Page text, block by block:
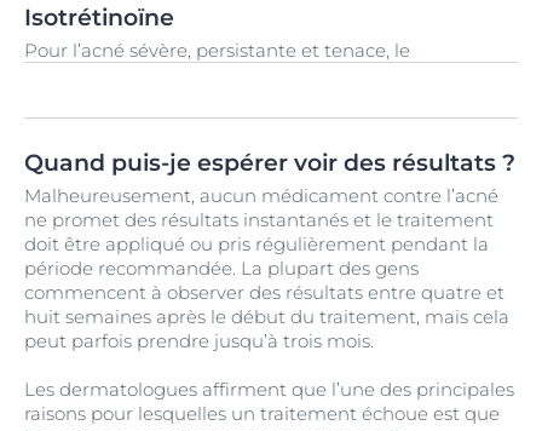
antibiotiques oraux se présentent sous forme de
comprimés ou de liquide. Vous pouvez en savoir plus
poussées d’acné liées aux hormones, les
pilules contraceptives prouvées efficaces contre l’acné.
Isotrétinoïne
Pour l’acné sévère, persistante et tenace, le
lorsque les autres traitements n’ont pas fonctionné.
Quand puis-je espérer voir des résultats ?
Malheureusement, aucun médicament contre l’acné
ne promet des résultats instantanés et le traitement
doit être appliqué ou pris régulièrement pendant la
période recommandée. La plupart des gens
commencent à observer des résultats entre quatre et
huit semaines après le début du traitement, mais cela
peut parfois prendre jusqu’à trois mois.
Les dermatologues affirment que l’une des principales
raisons pour lesquelles un traitement échoue est que